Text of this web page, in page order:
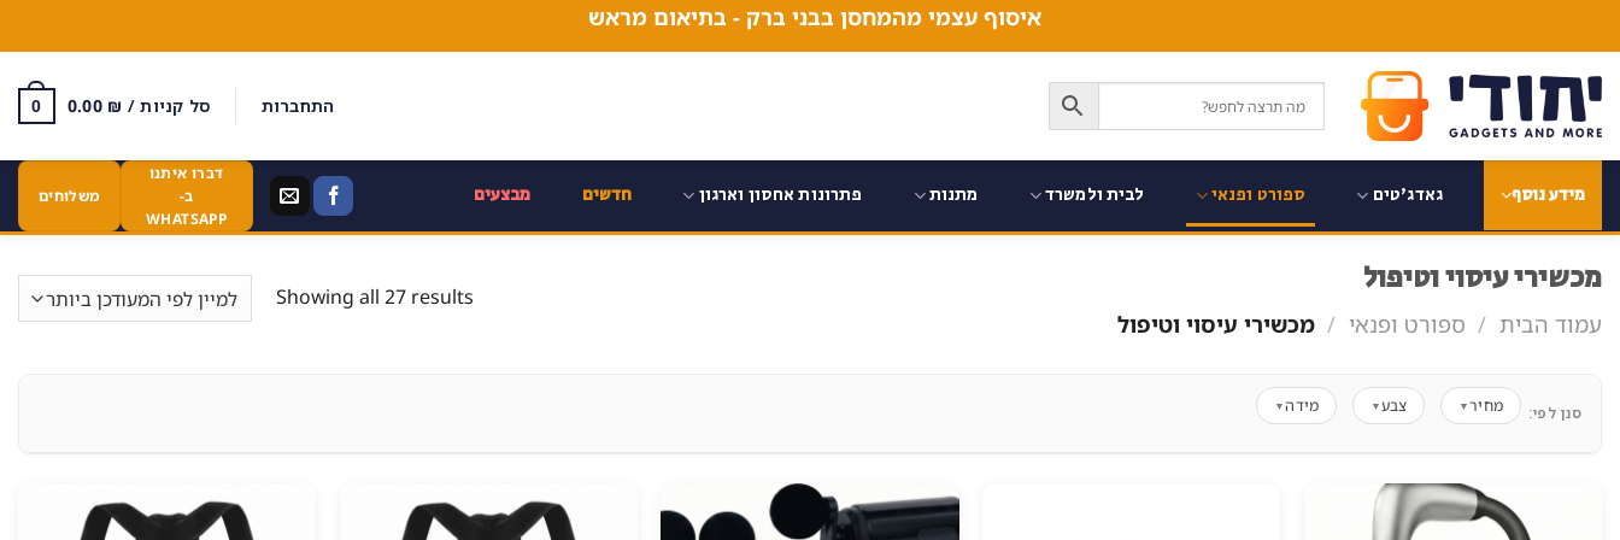
content
איסוף עצמי מהמחסן בבני ברק - בתיאום מראש
התחברות סל קניות / 0.00 ₪
0
מידע נוסף גאדג'טים ספורט ופנאי לבית ולמשרד מתנות פתרונות אחסון וארגון חדשים מבצעים
דברו איתנו
ב-
WHATSAPP
משלוחים
מכשירי עיסוי וטיפול
עמוד הבית / ספורט ופנאי / מכשירי עיסוי וטיפול
Showing all 27 results
סנן לפי: מחיר▼ צבע▼ מידה▼